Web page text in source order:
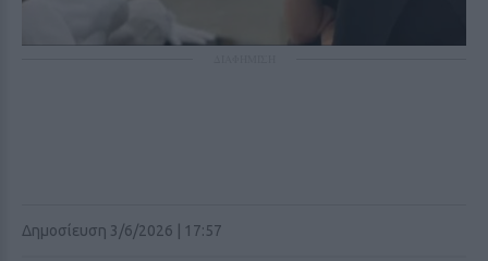
Δημοσίευση 3/6/2026 | 17:57